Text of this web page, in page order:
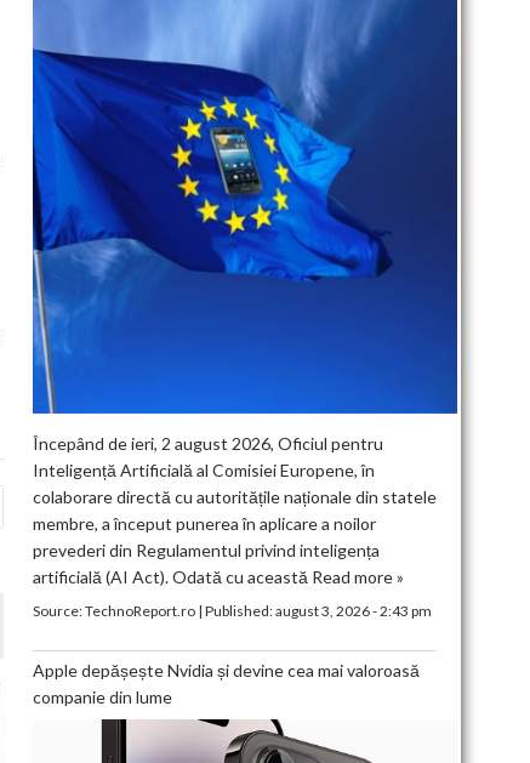
Începând de ieri, 2 august 2026, Oficiul pentru
Inteligență Artificială al Comisiei Europene, în
colaborare directă cu autoritățile naționale din statele
membre, a început punerea în aplicare a noilor
prevederi din Regulamentul privind inteligența
artificială (AI Act). Odată cu această Read more »
Source:TechnoReport.ro| Published:august 3, 2026 - 2:43 pm
Apple depășește Nvidia și devine cea mai valoroasă
companie din lume